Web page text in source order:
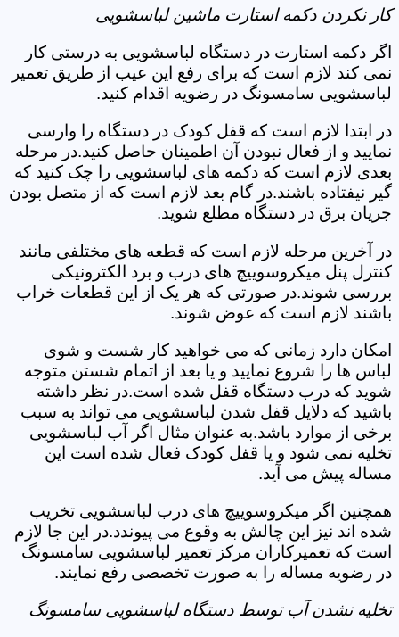
کار نکردن دکمه استارت ماشین لباسشویی
اگر دکمه استارت در دستگاه لباسشویی به درستی کار
نمی کند لازم است که برای رفع این عیب از طریق تعمیر
لباسشویی سامسونگ در رضویه اقدام کنید.
در ابتدا لازم است که قفل کودک در دستگاه را وارسی
نمایید و از فعال نبودن آن اطمینان حاصل کنید.در مرحله
بعدی لازم است که دکمه های لباسشویی را چک کنید که
گیر نیفتاده باشند.در گام بعد لازم است که از متصل بودن
جریان برق در دستگاه مطلع شوید.
در آخرین مرحله لازم است که قطعه های مختلفی مانند
کنترل پنل میکروسوییچ های درب و برد الکترونیکی
بررسی شوند.در صورتی که هر یک از این قطعات خراب
باشند لازم است که عوض شوند.
امکان دارد زمانی که می خواهید کار شست و شوی
لباس ها را شروع نمایید و یا بعد از اتمام شستن متوجه
شوید که درب دستگاه قفل شده است.در نظر داشته
باشید که دلایل قفل شدن لباسشویی می تواند به سبب
برخی از موارد باشد.به عنوان مثال اگر آب لباسشویی
تخلیه نمی شود و یا قفل کودک فعال شده است این
مساله پیش می آید.
همچنین اگر میکروسوییچ های درب لباسشویی تخریب
شده اند نیز این چالش به وقوع می پیوندد.در این جا لازم
است که تعمیرکاران مرکز تعمیر لباسشویی سامسونگ
در رضویه مساله را به صورت تخصصی رفع نمایند.
تخلیه نشدن آب توسط دستگاه لباسشویی سامسونگ